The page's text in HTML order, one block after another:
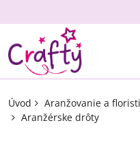
Úvod Aranžovanie a
Aranžérske drôty